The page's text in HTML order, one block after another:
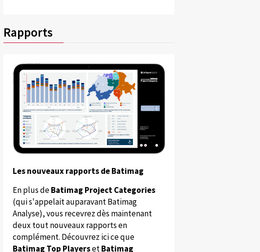
Rapports
Les nouveaux rapports de Batimag
En plus deBatimag Project Categories
(qui s'appelait auparavant Batimag
Analyse), vous recevrez dès maintenant
deux tout nouveaux rapports en
complément. Découvrez ici ce que
Batimag Top PlayersetBatimag